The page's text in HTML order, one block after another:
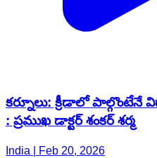
కర్నూలు: క్రీడాలో పాల్గొంటేనే
: ప్రముఖ డాక్టర్ శంకర్ శర్మ
India | Feb 20, 2026